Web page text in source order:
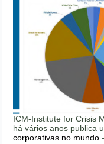
ICM-Institute for Crisis
há vários anos publica
corporativas no mundo